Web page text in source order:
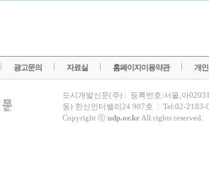
광고문의 자료실 홈페이지이용약관 개
도시개발신문(주)
등록번호:서울,아
동) 한신인터밸리24 907호
Tel:02-2183-
Copyright ⓒ udp.or.krAll rights reserved.